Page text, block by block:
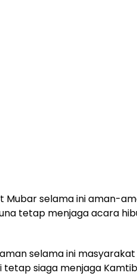
Mubar selama ini aman-
tetap menjaga acara
selama ini
tetap siaga menjaga